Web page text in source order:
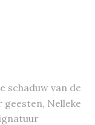
schaduw van de
geesten, Nelleke